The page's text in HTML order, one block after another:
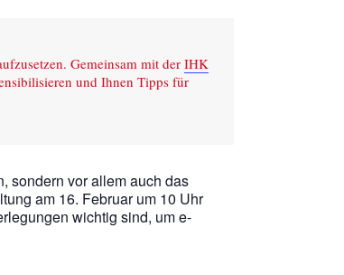
Gemeinsam mit der IHK
und Ihnen Tipps für
sondern vor allem auch das
am 16. Februar um 10 Uhr
wichtig sind, um e-